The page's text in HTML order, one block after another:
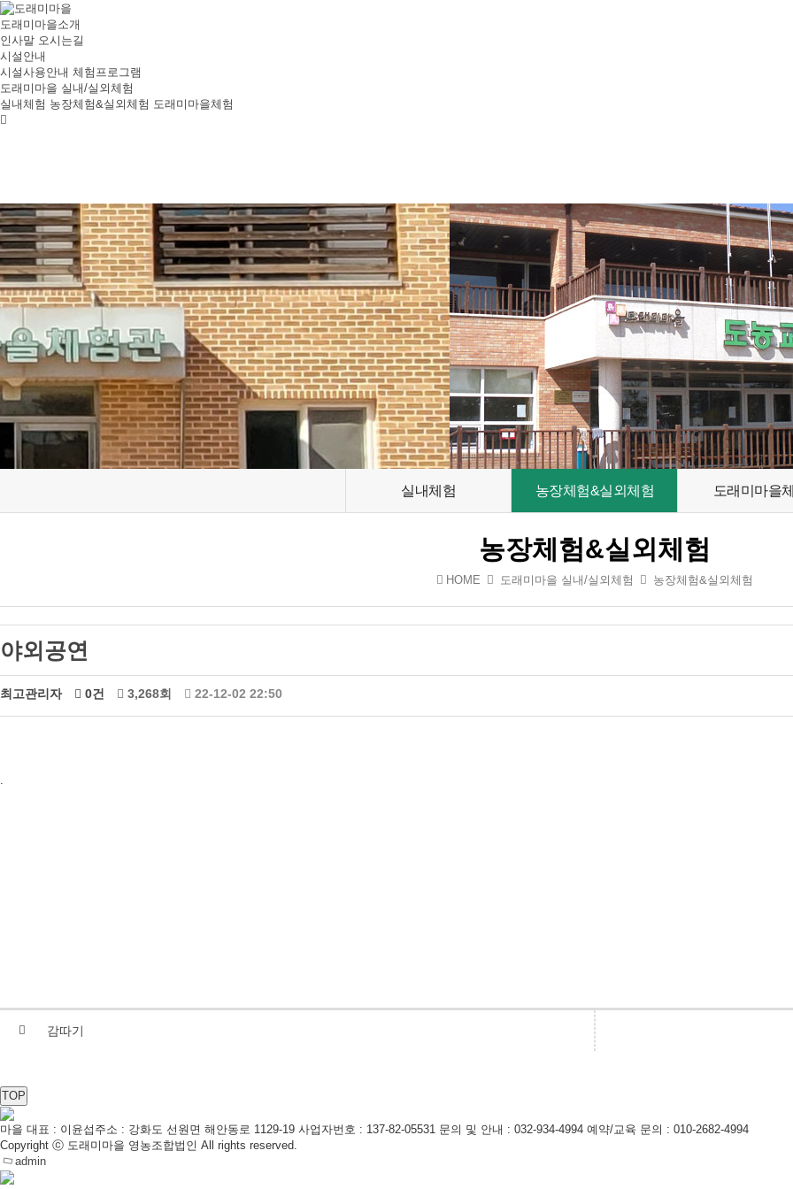
도래미마을소개
인사말 오시는길
시설안내
시설사용안내 체험프로그램
도래미마을 실내/실외체험
실내체험 농장체험&실외체험 도래미마을체험
실내체험 농장체험&실외체험 도래미마을
농장체험&실외체험
HOME 도래미마을 실내/실외체험 농장체험&실외체험
야외공연
최고관리자 0건 3,268회 22-12-02 22:50
감따기
TOP
마을 대표 : 이윤섭 주소 : 강화도 선원면 해안동로 1129-19 사업자번호 : 137-82-05531 문의 및 안내 : 032-934-4994 예약/교육 문의 : 010-2682-4994
Copyright ⓒ 도래미마을 영농조합법인 All rights reserved.
admin